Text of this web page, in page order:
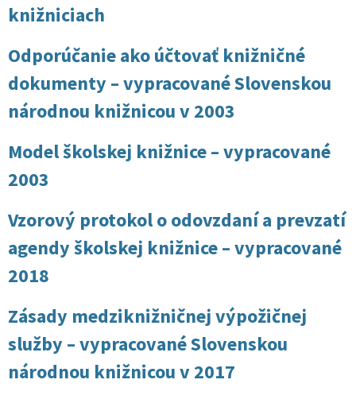
knižniciach
Odporúčanie ako účtovať knižničné
dokumenty – vypracované Slovenskou
národnou knižnicou v 2003
Model školskej knižnice – vypracované
2003
Vzorový protokol o odovzdaní a prevzatí
agendy školskej knižnice – vypracované
2018
Zásady medziknižničnej výpožičnej
služby – vypracované Slovenskou
národnou knižnicou v 2017